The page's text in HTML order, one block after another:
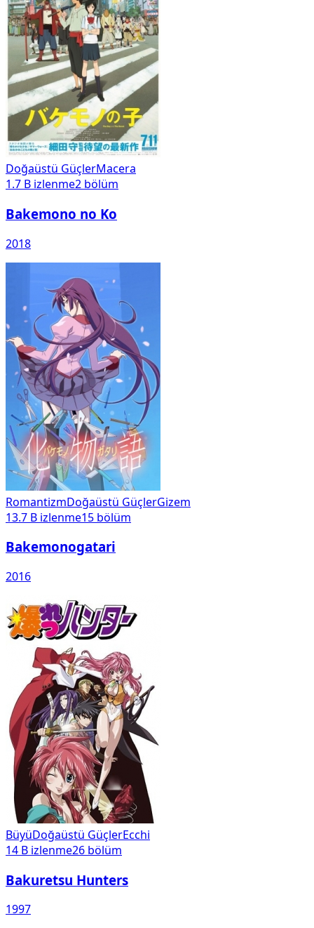
Doğaüstü GüçlerMacera
1.7 B izlenme2 bölüm
Bakemono no Ko
2018
RomantizmDoğaüstü GüçlerGizem
13.7 B izlenme15 bölüm
Bakemonogatari
2016
BüyüDoğaüstü GüçlerEcchi
14 B izlenme26 bölüm
Bakuretsu Hunters
1997